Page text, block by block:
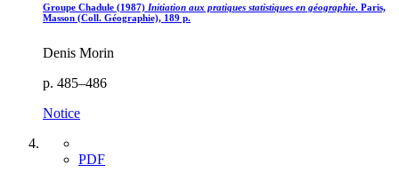
Groupe Chadule (1987) Initiation aux pratiques statistiques en géographie. Paris,
Masson (Coll. Géographie), 189 p.
Denis Morin
p. 485–486
Notice
PDF